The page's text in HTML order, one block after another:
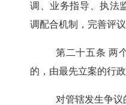
调、业务指导、执法
调配合机制，完善评议
第二十五条 两
的，由最先立案的行政
对管辖发生争